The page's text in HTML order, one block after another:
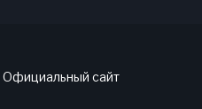
Официальный сайт